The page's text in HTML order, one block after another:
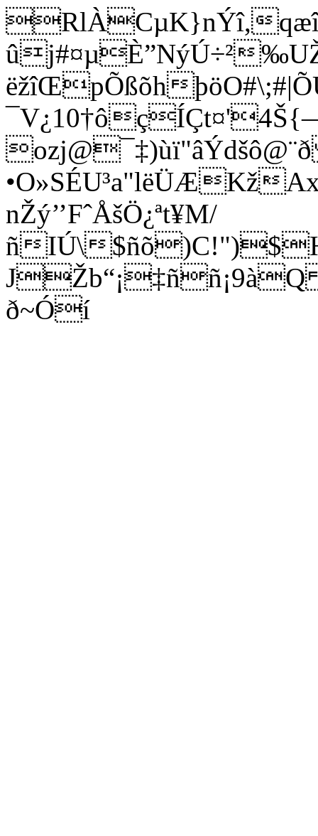
RlÀCµK}nÝî,
ûj#¤µÈ”NýÚ÷²
ëžîŒpÕßõh
•O­»SÉU³a"lëÜÆKž
nŽý’’FˆÅšÖ¿ª­t¥M/
ñIÚ\
JŽb“¡‡ññ¡9àQ
ð~Óí